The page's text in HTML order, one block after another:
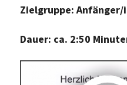
Zielgruppe: Anfänger/
Dauer: ca. 2:50